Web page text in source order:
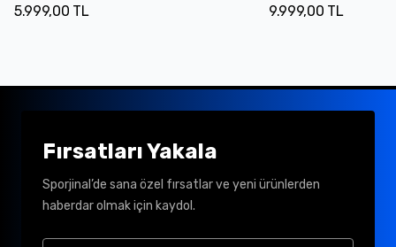
5.999,00 TL 9.999,00 TL
Fırsatları Yakala
Sporjinal’de sana özel fırsatlar ve yeni ürünlerden
haberdar olmak için kaydol.